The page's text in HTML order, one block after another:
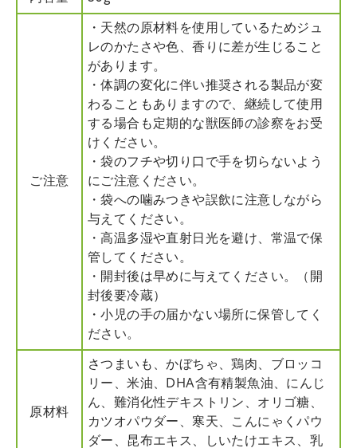
ご注意
・天然の原材料を使用しているためジュ
レのかたさや色、香りに差が生じること
があります。
・体調の変化に伴い推奨される製品が変
わることもありますので、継続して使用
する場合も定期的な獣医師の診察をお受
けください。
・袋のフチや切り口で手を切らないよう
にご注意ください。
・袋への噛みつきや誤飲に注意しながら
与えてください。
・高温多湿や直射日光を避け、常温で保
管してください。
・開封後は早めに与えてください。（開
封後要冷蔵）
・小児の手の届かない場所に保管してく
ださい。
原材料
さつまいも、かぼちゃ、鶏肉、ブロッコ
リー、米油、DHA含有精製魚油、にんじ
ん、難消化性デキストリン、オリゴ糖、
カツオパウダー、寒天、こんにゃくパウ
ダー、昆布エキス、しいたけエキス、乳